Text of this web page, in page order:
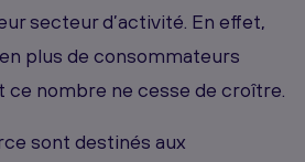
secteur d’activité. En effet,
plus de consommateurs
ce nombre ne cesse de croître.
sont destinés aux